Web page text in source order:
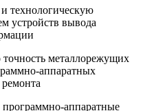
технологическую
устройств вывода
металлорежущих
аппаратных
программно-аппаратные